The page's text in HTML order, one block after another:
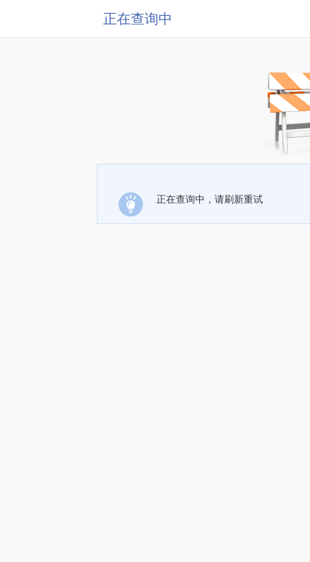
正在查询中
正在查询中，请刷新重试